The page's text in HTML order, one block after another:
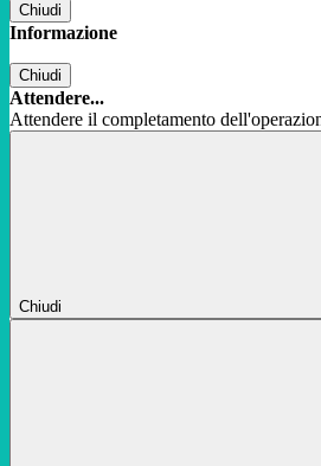
Chiudi
Informazione
Chiudi
Attendere...
Attendere il completamento
Chiudi